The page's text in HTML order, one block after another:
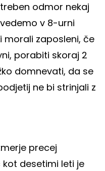
odmor nekaj
v 8-urni
morali zaposleni, če
porabiti skoraj 2
domnevati, da se
ne bi strinjali z
precej
kot desetimi leti je